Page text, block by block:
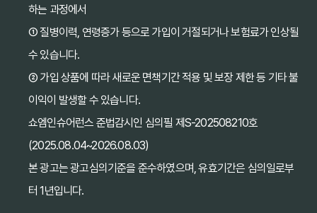
하는 과정에서
① 질병이력, 연령증가 등으로 가입이 거절되거나 보험료가 인상될
수 있습니다.
② 가입 상품에 따라 새로운 면책기간 적용 및 보장 제한 등 기타 불
이익이 발생할 수 있습니다.
쇼엠인슈어런스 준법감시인 심의필 제S-202508210호
(2025.08.04~2026.08.03)
본 광고는 광고심의기준을 준수하였으며, 유효기간은 심의일로부
터 1년입니다.